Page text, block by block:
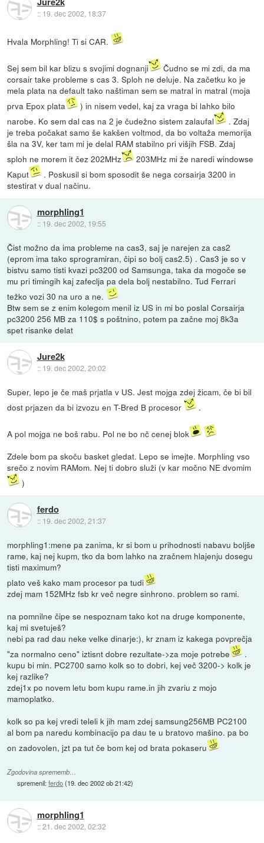
:: 19. dec 2002, 18:37
Hvala Morphling! Ti si CAR.
Sej sem bil kar blizu s svojimi dognanji
Čudno se mi zdi, da ma
corsair take probleme s cas 3. Sploh ne deluje. Na začetku ko je
mela plata na default tako naštiman sem se matral in matral (moja
prva Epox plata
) in nisem vedel, kaj za vraga bi lahko bilo
narobe. Ko sem dal cas na 2 je čudežno sistem zalaufal
. Zdaj
je treba počakat samo še kakšen voltmod, da bo voltaža memorija
šla na 3V, ker tam mi je delal RAM stabilno pri višjih FSB. Zdaj
sploh ne morem it čez 202MHz
203MHz mi že naredi windowse
Kaput
. Poskusil si bom sposodit še nega corsairja 3200 in
stestirat v dual načinu.
morphling1
:: 19. dec 2002, 19:55
Čist možno da ima probleme na cas3, saj je narejen za cas2
(eprom ima tako sprogramiran, čipi so bolj cas2.5) . Cas3 je so v
bistvu samo tisti kvazi pc3200 od Samsunga, taka da mogoče se
mu pri timingih kaj zafeclja pa dela bolj nestabilno. Tud Ferrari
težko vozi 30 na uro a ne.
Btw sem se z enim kolegom menil iz US in mi bo poslal Corsairja
pc3200 256 MB za 110$ s poštnino, potem pa začne moj 8k3a
spet risanke delat
Jure2k
:: 19. dec 2002, 20:02
Super, lepo je če maš prjatla v US. Jest mojga zdej žicam, če bi bil
dost prjazen da bi izvozu en T-Bred B procesor
.
A pol mojga ne boš rabu. Pol ne bo nč cenej blok
Zdele bom pa skoču basket gledat. Lepo se imejte. Morphling vso
srečo z novim RAMom. Nej ti dobro služi (v kar močno NE dvomim
)
ferdo
:: 19. dec 2002, 21:37
morphling1:mene pa zanima, kr si bom u prihodnosti nabavu boljše
rame, kaj nej kupm, tko da bom lahko na zračnem hlajenju dosegu
tisti maximum?
plato veš kako mam procesor pa tudi
zdej mam 152MHz fsb kr več negre sinhrono. problem so rami.
na pomnilne čipe se nespoznam tako kot na druge komponente,
kaj mi svetuješ?
nebi pa rad dau neke velke dinarje:), kr znam iz kakega povprečja
"za normalno ceno" iztisnt dobre rezultate->za moje potrebe
.
kupu bi min. PC2700 samo kolk so to dobri, kej več 3200-> kolk je
kej razlike?
zdej1x po novem letu bom kupu rame.in jih zvariu z mojo
mamoplatko.
kolk so pa kej vredi teleli k jih mam zdej samsung256MB PC2100
al bom pa naredu kombinacijo pa dau te u bratovo mašino. pa bo
on zadovolen, jzt pa tut če bom kej od brata pokaseru
Zgodovina sprememb…
spremenil:ferdo(19. dec 2002 ob 21:42)
morphling1
::21. dec 2002, 02:32